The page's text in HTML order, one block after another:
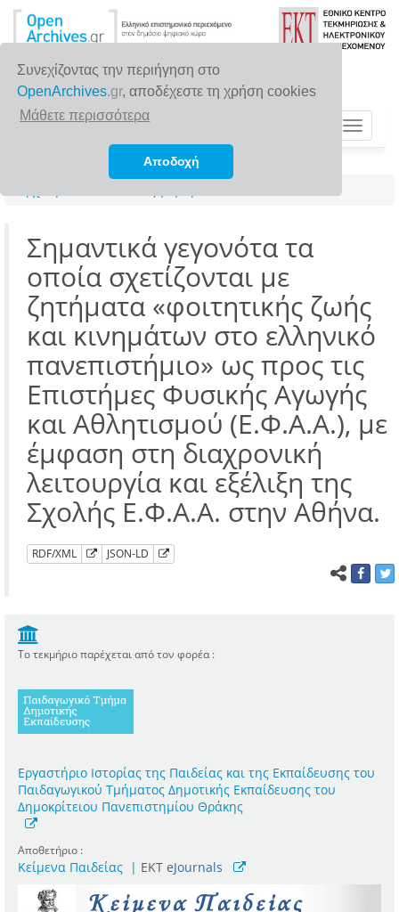
Συνεχίζοντας την περιήγηση στο
OpenArchives.gr, αποδέχεστε τη χρήση cookies
Μάθετε περισσότερα
Αποδοχή
Toggle
Σημαντικά γεγονότα τα
οποία σχετίζονται με
ζητήματα «φοιτητικής ζωής
και κινημάτων στο ελληνικό
πανεπιστήμιο» ως προς τις
Επιστήμες Φυσικής Αγωγής
και Αθλητισμού (Ε.Φ.Α.Α.), με
έμφαση στη διαχρονική
λειτουργία και εξέλιξη της
Σχολής Ε.Φ.Α.Α. στην Αθήνα.
RDF/XML JSON-LD
Το τεκμήριο παρέχεται από τον φορέα :
Εργαστήριο Ιστορίας της Παιδείας και της Εκπαίδευσης του
Παιδαγωγικού Τμήματος Δημοτικής Εκπαίδευσης του
Δημοκρίτειου Πανεπιστημίου Θράκης
Αποθετήριο :
Κείμενα Παιδείας | ΕΚΤ eJournals